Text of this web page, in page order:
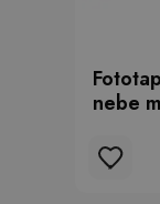
nebe